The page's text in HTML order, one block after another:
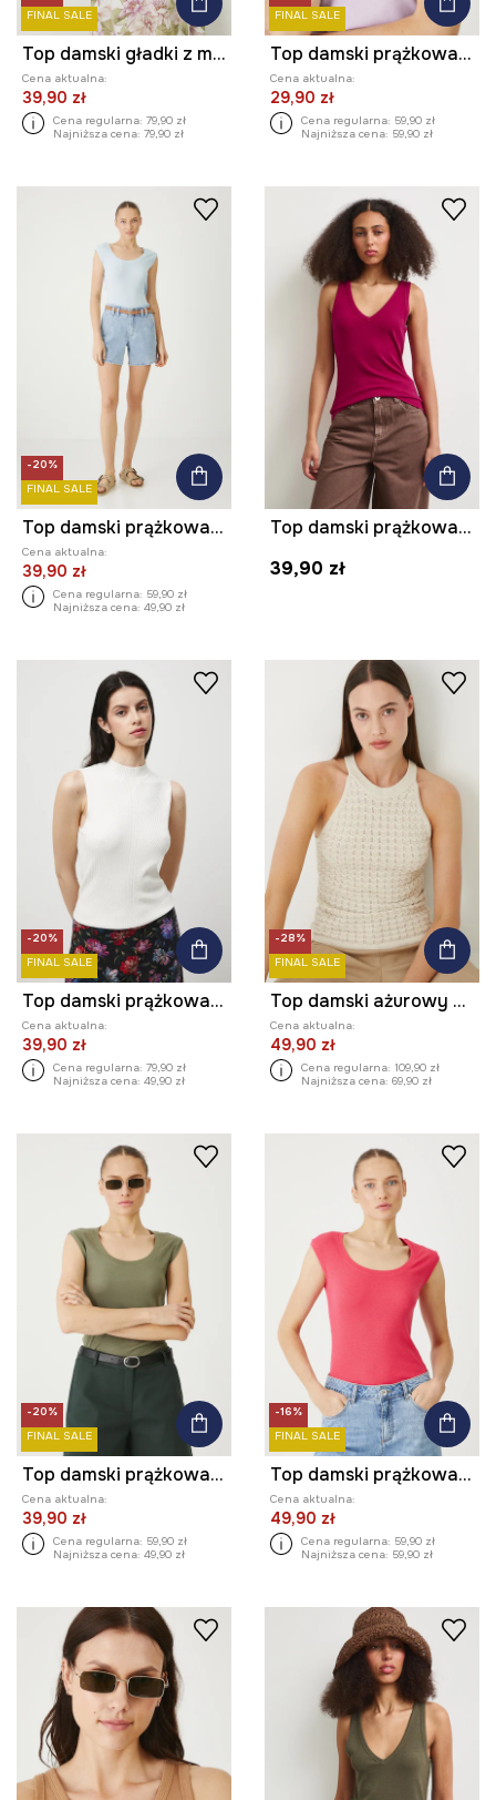
FINAL SALE
Top damski gładki z modalem kolor zielony
Cena aktualna:
39,90 zł
Cena regularna: 79,90 zł
Najniższa cena: 79,90 zł
FINAL SALE
Top damski prążkowany z modalem kolor fioletowy
Cena aktualna:
29,90 zł
Cena regularna: 59,90 zł
Najniższa cena: 59,90 zł
-20%
FINAL SALE
Top damski prążkowany z modalem kolor niebieski
Cena aktualna:
39,90 zł
Cena regularna: 59,90 zł
Najniższa cena: 49,90 zł
Top damski prążkowany z modalem kolor czerwony
39,90 zł
-20%
FINAL SALE
Top damski prążkowany
Cena aktualna:
39,90 zł
Cena regularna: 79,90 zł
Najniższa cena: 49,90 zł
-28%
FINAL SALE
Top damski ażurowy z wiskozą
Cena aktualna:
49,90 zł
Cena regularna: 109,90 zł
Najniższa cena: 69,90 zł
-20%
FINAL SALE
Top damski prążkowany z modalem kolor zielony
Cena aktualna:
39,90 zł
Cena regularna: 59,90 zł
Najniższa cena: 49,90 zł
-16%
FINAL SALE
Top damski prążkowany z modalem kolor różowy
Cena aktualna:
49,90 zł
Cena regularna: 59,90 zł
Najniższa cena: 59,90 zł